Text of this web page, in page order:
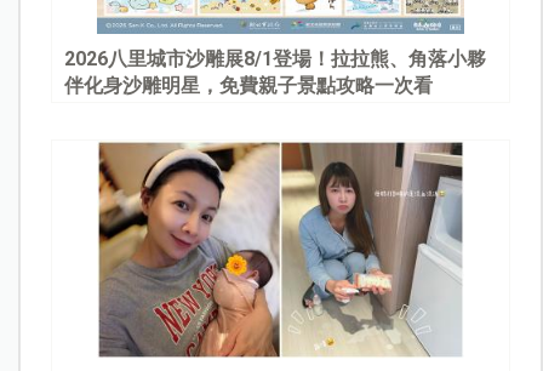
2026八里城市沙雕展8/1登場！拉拉熊、角落小夥
伴化身沙雕明星，免費親子景點攻略一次看